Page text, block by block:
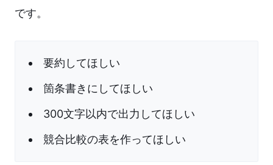
です。
要約してほしい
箇条書きにしてほしい
300文字以内で出力してほしい
競合比較の表を作ってほしい